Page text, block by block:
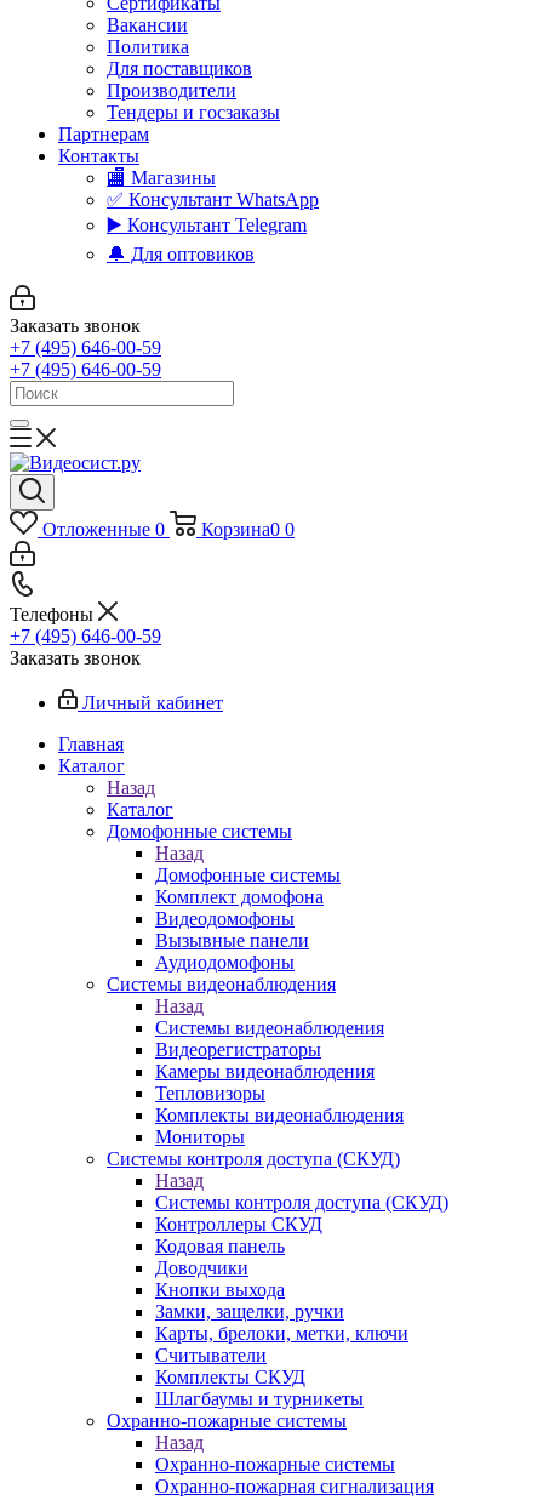
Вакансии
Политика
Для поставщиков
Производители
Тендеры и госзаказы
Партнерам
Контакты
🏬 Магазины
✅️ Консультант WhatsApp
▶️ Консультант Telegram
🔔 Для оптовиков
Заказать звонок
+7 (495) 646-00-59
+7 (495) 646-00-59
Отложенные 0 Корзина0 0
Телефоны
+7 (495) 646-00-59
Заказать звонок
Личный кабинет
Главная
Каталог
Назад
Каталог
Домофонные системы
Назад
Домофонные системы
Комплект домофона
Видеодомофоны
Вызывные панели
Аудиодомофоны
Системы видеонаблюдения
Назад
Системы видеонаблюдения
Видеорегистраторы
Камеры видеонаблюдения
Тепловизоры
Комплекты видеонаблюдения
Мониторы
Системы контроля доступа (СКУД)
Назад
Системы контроля доступа (СКУД)
Контроллеры СКУД
Кодовая панель
Доводчики
Кнопки выхода
Замки, защелки, ручки
Карты, брелоки, метки, ключи
Считыватели
Комплекты СКУД
Шлагбаумы и турникеты
Охранно-пожарные системы
Назад
Охранно-пожарные системы
Охранно-пожарная сигнализация